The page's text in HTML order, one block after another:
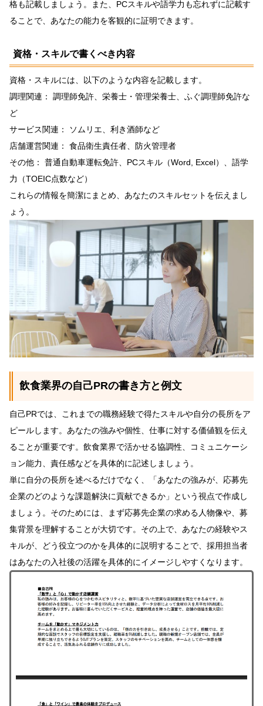
格も記載しましょう。また、PCスキルや語学力も忘れずに記載す
ることで、あなたの能力を客観的に証明できます。
資格・スキルで書くべき内容
資格・スキルには、以下のような内容を記載します。
調理関連： 調理師免許、栄養士・管理栄養士、ふぐ調理師免許な
ど
サービス関連： ソムリエ、利き酒師など
店舗運営関連： 食品衛生責任者、防火管理者
その他： 普通自動車運転免許、PCスキル（Word, Excel）、語学
力（TOEIC点数など）
これらの情報を簡潔にまとめ、あなたのスキルセットを伝えまし
ょう。
飲食業界の自己PRの書き方と例文
自己PRでは、これまでの職務経験で得たスキルや自分の長所をア
ピールします。あなたの強みや個性、仕事に対する価値観を伝え
ることが重要です。飲食業界で活かせる協調性、コミュニケーシ
ョン能力、責任感などを具体的に記述しましょう。
単に自分の長所を述べるだけでなく、「あなたの強みが、応募先
企業のどのような課題解決に貢献できるか」という視点で作成し
ましょう。そのためには、まず応募先企業の求める人物像や、募
集背景を理解することが大切です。その上で、あなたの経験やス
キルが、どう役立つのかを具体的に説明することで、採用担当者
はあなたの入社後の活躍を具体的にイメージしやすくなります。